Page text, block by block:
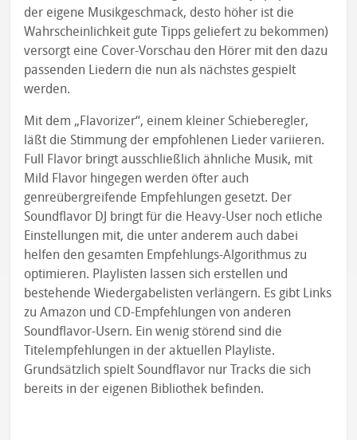
der eigene Musikgeschmack, desto höher ist die
Wahrscheinlichkeit gute Tipps geliefert zu bekommen)
versorgt eine Cover-Vorschau den Hörer mit den dazu
passenden Liedern die nun als nächstes gespielt
werden.
Mit dem „Flavorizer“, einem kleiner Schieberegler,
läßt die Stimmung der empfohlenen Lieder variieren.
Full Flavor bringt ausschließlich ähnliche Musik, mit
Mild Flavor hingegen werden öfter auch
genreübergreifende Empfehlungen gesetzt. Der
Soundflavor DJ bringt für die Heavy-User noch etliche
Einstellungen mit, die unter anderem auch dabei
helfen den gesamten Empfehlungs-Algorithmus zu
optimieren. Playlisten lassen sich erstellen und
bestehende Wiedergabelisten verlängern. Es gibt Links
zu Amazon und CD-Empfehlungen von anderen
Soundflavor-Usern. Ein wenig störend sind die
Titelempfehlungen in der aktuellen Playliste.
Grundsätzlich spielt Soundflavor nur Tracks die sich
bereits in der eigenen Bibliothek befinden.